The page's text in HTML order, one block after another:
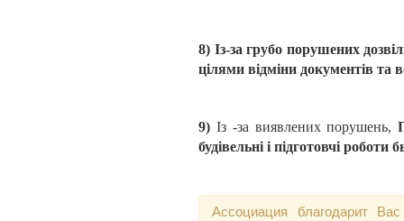
8) Із-за грубо порушених
цілями відміни документів та
9) Із -за виявлених порушень,
будівельні і підготовчі
Ассоциация благодарит